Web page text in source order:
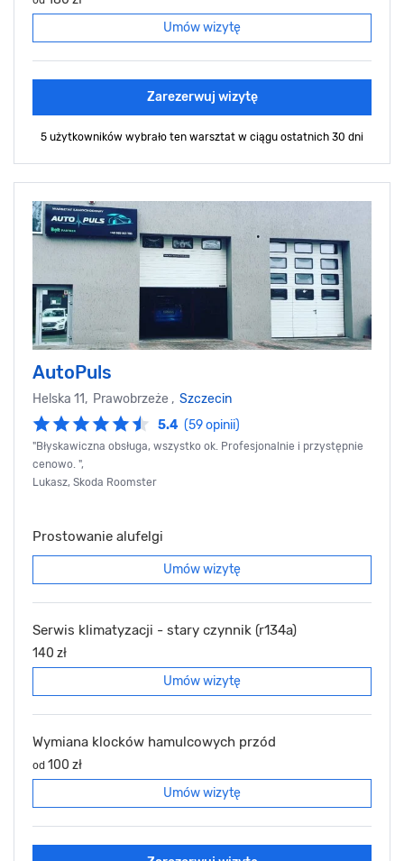
Umów wizytę
Zarezerwuj wizytę
5 użytkowników wybrało ten warsztat w ciągu ostatnich 30 dni
AutoPuls
Helska 11, Prawobrzeże , Szczecin
5.4 (59 opinii)
"Błyskawiczna obsługa, wszystko ok. Profesjonalnie i przystępnie
cenowo. ",
Lukasz, Skoda Roomster
Prostowanie alufelgi
Umów wizytę
Serwis klimatyzacji - stary czynnik (r134a)
140 zł
Umów wizytę
Wymiana klocków hamulcowych przód
od 100 zł
Umów wizytę